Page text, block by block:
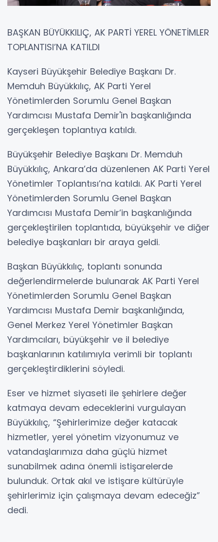
BAŞKAN BÜYÜKKILIÇ, AK PARTİ YEREL YÖNETİMLER
TOPLANTISI’NA KATILDI
Kayseri Büyükşehir Belediye Başkanı Dr.
Memduh Büyükkılıç, AK Parti Yerel
Yönetimlerden Sorumlu Genel Başkan
Yardımcısı Mustafa Demir'in başkanlığında
gerçekleşen toplantıya katıldı.
Büyükşehir Belediye Başkanı Dr. Memduh
Büyükkılıç, Ankara’da düzenlenen AK Parti Yerel
Yönetimler Toplantısı’na katıldı. AK Parti Yerel
Yönetimlerden Sorumlu Genel Başkan
Yardımcısı Mustafa Demir’in başkanlığında
gerçekleştirilen toplantıda, büyükşehir ve diğer
belediye başkanları bir araya geldi.
Başkan Büyükkılıç, toplantı sonunda
değerlendirmelerde bulunarak AK Parti Yerel
Yönetimlerden Sorumlu Genel Başkan
Yardımcısı Mustafa Demir başkanlığında,
Genel Merkez Yerel Yönetimler Başkan
Yardımcıları, büyükşehir ve il belediye
başkanlarının katılımıyla verimli bir toplantı
gerçekleştirdiklerini söyledi.
Eser ve hizmet siyaseti ile şehirlere değer
katmaya devam edeceklerini vurgulayan
Büyükkılıç, “Şehirlerimize değer katacak
hizmetler, yerel yönetim vizyonumuz ve
vatandaşlarımıza daha güçlü hizmet
sunabilmek adına önemli istişarelerde
bulunduk. Ortak akıl ve istişare kültürüyle
şehirlerimiz için çalışmaya devam edeceğiz”
dedi.